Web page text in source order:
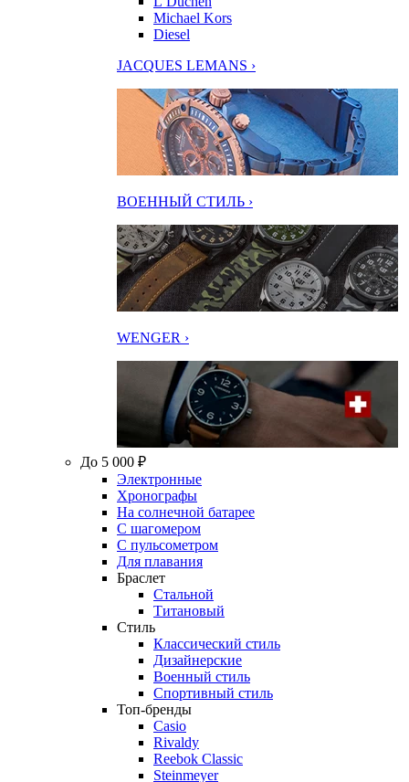
Michael Kors
Diesel
JACQUES LEMANS ›
ВОЕННЫЙ СТИЛЬ ›
WENGER ›
До 5 000 ₽
Электронные
Хронографы
На солнечной батарее
С шагомером
С пульсометром
Для плавания
Браслет
Стальной
Титановый
Стиль
Классический стиль
Дизайнерские
Военный стиль
Спортивный стиль
Топ-бренды
Casio
Rivaldy
Reebok Classic
Steinmeyer